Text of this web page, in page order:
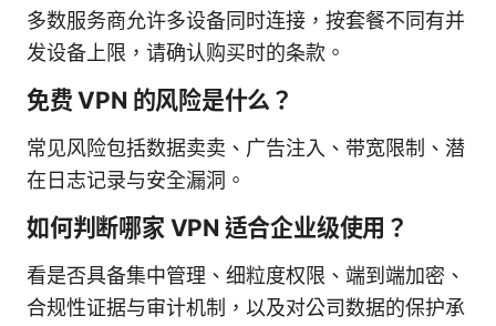
多数服务商允许多设备同时连接，按套餐不同有并
发设备上限，请确认购买时的条款。
免费 VPN 的风险是什么？
常见风险包括数据卖卖、广告注入、带宽限制、潜
在日志记录与安全漏洞。
如何判断哪家 VPN 适合企业级使用？
看是否具备集中管理、细粒度权限、端到端加密、
合规性证据与审计机制，以及对公司数据的保护承